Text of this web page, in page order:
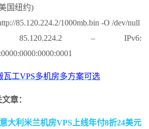
国纽约)
85.120.224.2/1000mb.bin -O /dev/null
– IPv6:
瓦工VPS多机房多方案可选
章：
大利米兰机房VPS上线年付8折24美元